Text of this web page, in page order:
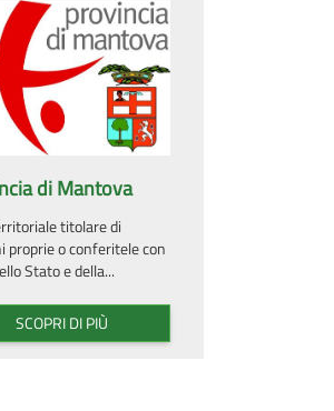
di Mantova
titolare di
proprie o conferitele con
Stato e della...
SCOPRI DI PIÙ